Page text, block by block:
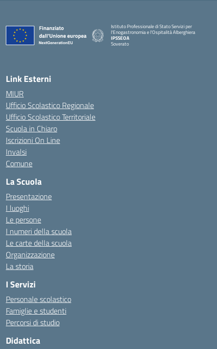
Istituto Professionale di Stato Servizi per
l'Enogastronomia e l'Ospitalità Alberghiera
IPSSEOA
Soverato
Link Esterni
MIUR
Ufficio Scolastico Regionale
Ufficio Scolastico Territoriale
Scuola in Chiaro
Iscrizioni On Line
Invalsi
Comune
La Scuola
Presentazione
I luoghi
Le persone
I numeri della scuola
Le carte della scuola
Organizzazione
La storia
I Servizi
Personale scolastico
Famiglie e studenti
Percorsi di studio
Didattica